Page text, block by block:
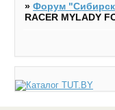
»Форум
RACER MYLADY